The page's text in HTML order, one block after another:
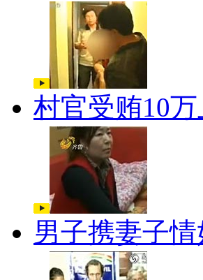
村官受贿10
男子携妻子